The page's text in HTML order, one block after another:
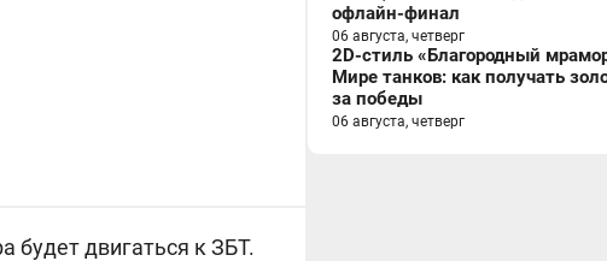
двигаться к ЗБТ.
офлайн-финал
06 августа, четверг
2D-стиль «Благородный
Мире танков: как получать
за победы
06 августа, четверг